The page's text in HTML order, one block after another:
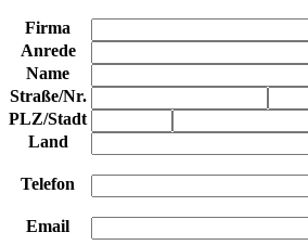
Firma
Anrede
Name
Straße/Nr.
PLZ/Stadt
Land
Telefon
Email